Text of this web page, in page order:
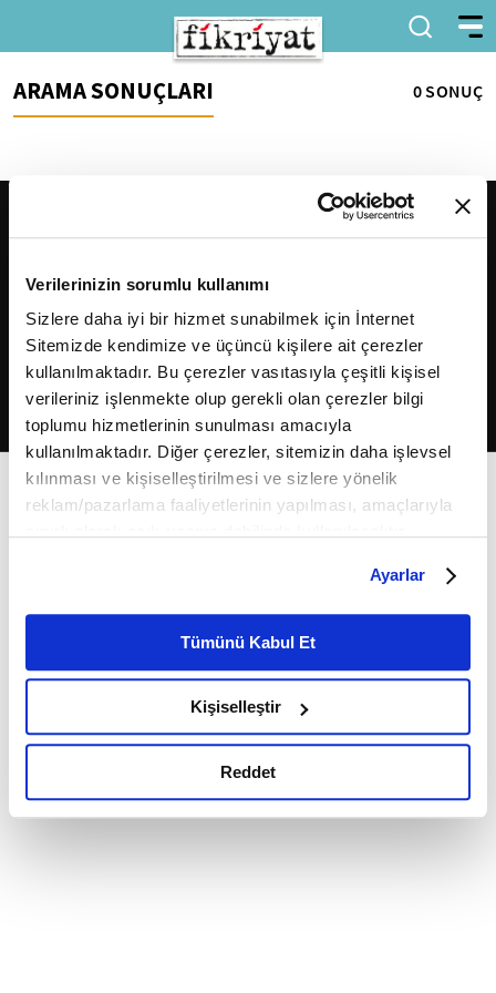
Verilerinizin sorumlu kullanımı
Sizlere daha iyi bir hizmet sunabilmek için İnternet
Sitemizde kendimize ve üçüncü kişilere ait çerezler
kullanılmaktadır. Bu çerezler vasıtasıyla çeşitli kişisel
verileriniz işlenmekte olup gerekli olan çerezler bilgi
toplumu hizmetlerinin sunulması amacıyla
kullanılmaktadır. Diğer çerezler, sitemizin daha işlevsel
kılınması ve kişiselleştirilmesi ve sizlere yönelik
reklam/pazarlama faaliyetlerinin yapılması, amaçlarıyla
belirleyebilirsiniz. Çerezlere ilişkin detaylı bilgi için
Ayarlar butonuna tıklayabilir,Çerez Bilgilendirme
Metnimizi ziyaret edebilirsiniz.
6698 sayılı Kişisel Verilerin Korunması Kanunu uyarınca
okumak ve sitemizi ziyaretiniz kapsamında
gerçekleştirilen veri işleme faaliyetleri ile ilgili daha
detaylı bilgi almak için lütfentıklayınız.
Ayarlar
Tümünü Kabul Et
Kişiselleştir
Reddet
ARAMA SONUÇLARI 0 SONUÇ
2026Fikriyat. Tüm hakları saklıdır.